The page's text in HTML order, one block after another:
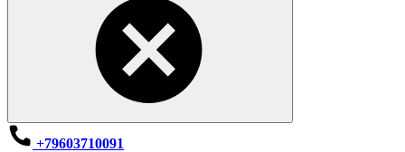
+79603710091